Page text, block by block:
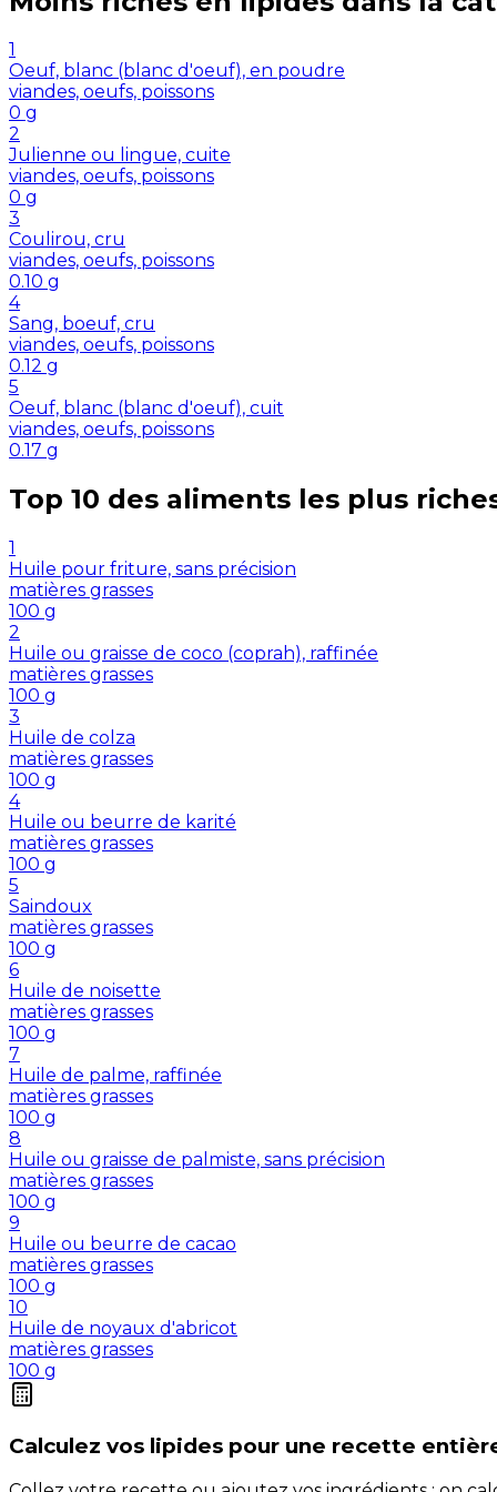
1
Oeuf, blanc (blanc d'oeuf), en poudre
viandes, oeufs, poissons
0 g
2
Julienne ou lingue, cuite
viandes, oeufs, poissons
0 g
3
Coulirou, cru
viandes, oeufs, poissons
0.10 g
4
Sang, boeuf, cru
viandes, oeufs, poissons
0.12 g
5
Oeuf, blanc (blanc d'oeuf), cuit
viandes, oeufs, poissons
0.17 g
Top 10 des aliments les plus
1
Huile pour friture, sans précision
matières grasses
100 g
2
Huile ou graisse de coco (coprah), raffinée
matières grasses
100 g
3
Huile de colza
matières grasses
100 g
4
Huile ou beurre de karité
matières grasses
100 g
5
Saindoux
matières grasses
100 g
6
Huile de noisette
matières grasses
100 g
7
Huile de palme, raffinée
matières grasses
100 g
8
Huile ou graisse de palmiste, sans précision
matières grasses
100 g
9
Huile ou beurre de cacao
matières grasses
100 g
10
Huile de noyaux d'abricot
matières grasses
100 g
Calculez vos lipides pour une recette